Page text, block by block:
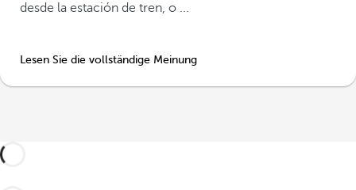
desde la estación de tren, o ...
Lesen Sie die vollständige Meinung